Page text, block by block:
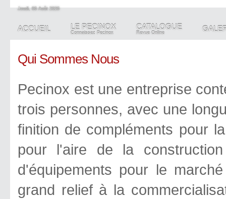
Jeudi, 06 Août 2026
ACCUEIL LE PECINOX
Connaissez Pecinox
CATALOGUE
Revue Online
Qui Sommes Nous
Pecinox est une entreprise
trois personnes, avec une
finition de compléments pour
pour l'aire de la
d'équipements pour le
grand relief à la